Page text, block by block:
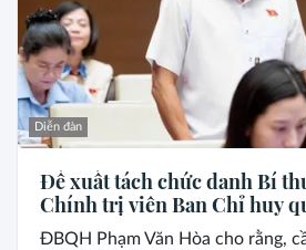
Diễn đàn
Đề xuất tách chức danh Bí
Chính trị viên Ban Chỉ huy
ĐBQH Phạm Văn Hòa cho rằng,